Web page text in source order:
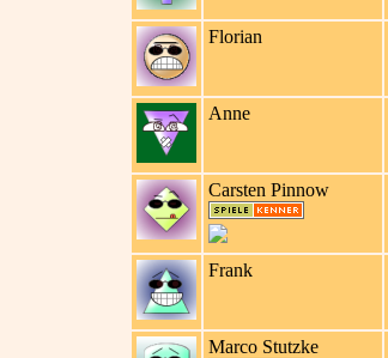
Florian
Anne
Carsten Pinnow
Frank
Marco Stutzke